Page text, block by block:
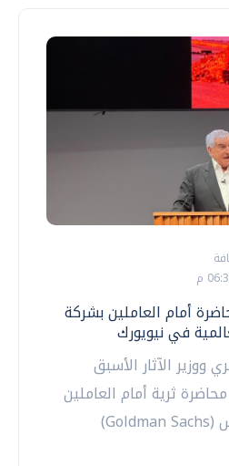
أمام العاملين بشركة
في نيويورك
ووزير الآثار الأسبق
ثرية أمام العاملين
بشركة جولدمان ساكس (Goldman Sachs)